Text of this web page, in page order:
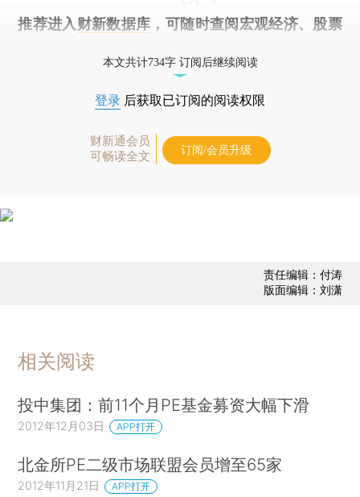
推荐进入 财新数据库 ，可随时查阅宏观经济、股票
本文共计734字 订阅后继续阅读
登录 后获取已订阅的阅读权限
财新通会员
可畅读全文
订阅/会员升级
责任编辑：付涛
版面编辑：刘潇
相关阅读
投中集团：前11个月PE基金募资大幅下滑
2012年12月03日 APP打开
北金所PE二级市场联盟会员增至65家
2012年11月21日 APP打开